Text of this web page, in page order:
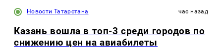
Новости Татарстана час назад
Казань вошла в топ-3 среди городов по
снижению цен на авиабилеты